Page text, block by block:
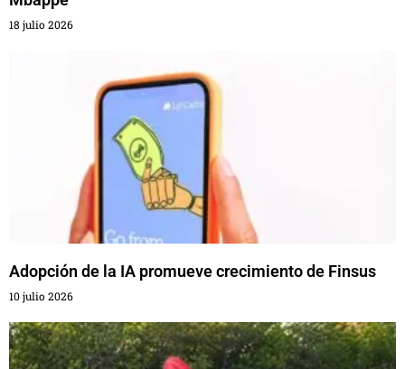
18 julio 2026
Adopción de la IA promueve crecimiento de Finsus
10 julio 2026